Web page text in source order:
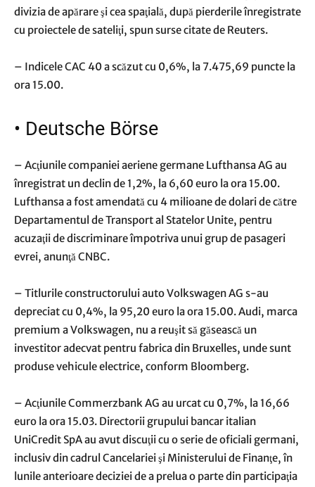
divizia de apărare şi cea spaţială, după pierderile înregistrate
cu proiectele de sateliţi, spun surse citate de Reuters.
– Indicele CAC 40 a scăzut cu 0,6%, la 7.475,69 puncte la
ora 15.00.
• Deutsche Börse
– Acţiunile companiei aeriene germane Lufthansa AG au
înregistrat un declin de 1,2%, la 6,60 euro la ora 15.00.
Lufthansa a fost amendată cu 4 milioane de dolari de către
Departamentul de Transport al Statelor Unite, pentru
acuzaţii de discriminare împotriva unui grup de pasageri
evrei, anunţă CNBC.
– Titlurile constructorului auto Volkswagen AG s-au
depreciat cu 0,4%, la 95,20 euro la ora 15.00. Audi, marca
premium a Volkswagen, nu a reuşit să găsească un
investitor adecvat pentru fabrica din Bruxelles, unde sunt
produse vehicule electrice, conform Bloomberg.
– Acţiunile Commerzbank AG au urcat cu 0,7%, la 16,66
euro la ora 15.03. Directorii grupului bancar italian
UniCredit SpA au avut discuţii cu o serie de oficiali germani,
inclusiv din cadrul Cancelariei şi Ministerului de Finanţe, în
lunile anterioare deciziei de a prelua o parte din participaţia